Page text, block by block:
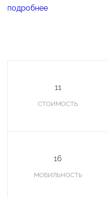
подробнее
11
СТОИМОСТЬ
16
МОБИЛЬНОСТЬ